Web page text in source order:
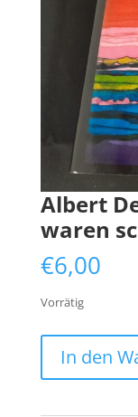
Albert
waren
€6,00
Vorrätig
Deza:
Die
In den